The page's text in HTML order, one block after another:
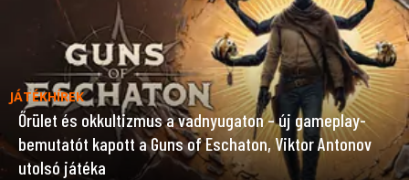
JÁTÉKHÍREK
Őrület és okkultizmus a vadnyugaton – új gameplay-
bemutatót kapott a Guns of Eschaton, Viktor Antonov
utolsó játéka